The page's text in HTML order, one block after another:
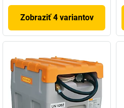
Zobraziť 4 variantov